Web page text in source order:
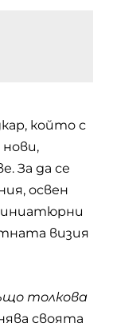
който с
За да се
освен
визия
толкова
своята